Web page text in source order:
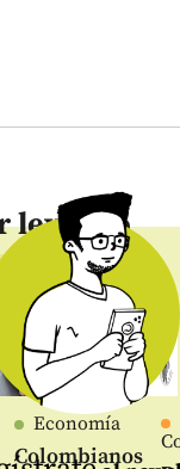
leyendo
Economía
Colombianos